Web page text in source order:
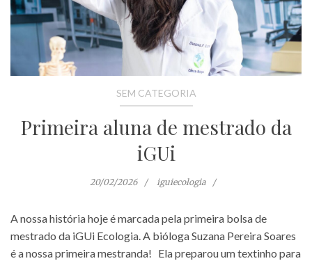
SEM CATEGORIA
Primeira aluna de mestrado da
iGUi
20/02/2026 iguiecologia
A nossa história hoje é marcada pela primeira bolsa de
mestrado da iGUi Ecologia. A bióloga Suzana Pereira Soares
é a nossa primeira mestranda! Ela preparou um textinho para